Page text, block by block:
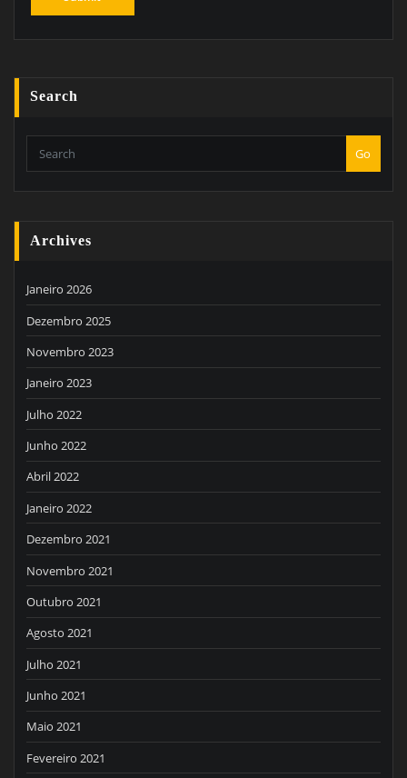
Search
Go
Archives
Janeiro 2026
Dezembro 2025
Novembro 2023
Janeiro 2023
Julho 2022
Junho 2022
Abril 2022
Janeiro 2022
Dezembro 2021
Novembro 2021
Outubro 2021
Agosto 2021
Julho 2021
Junho 2021
Maio 2021
Fevereiro 2021